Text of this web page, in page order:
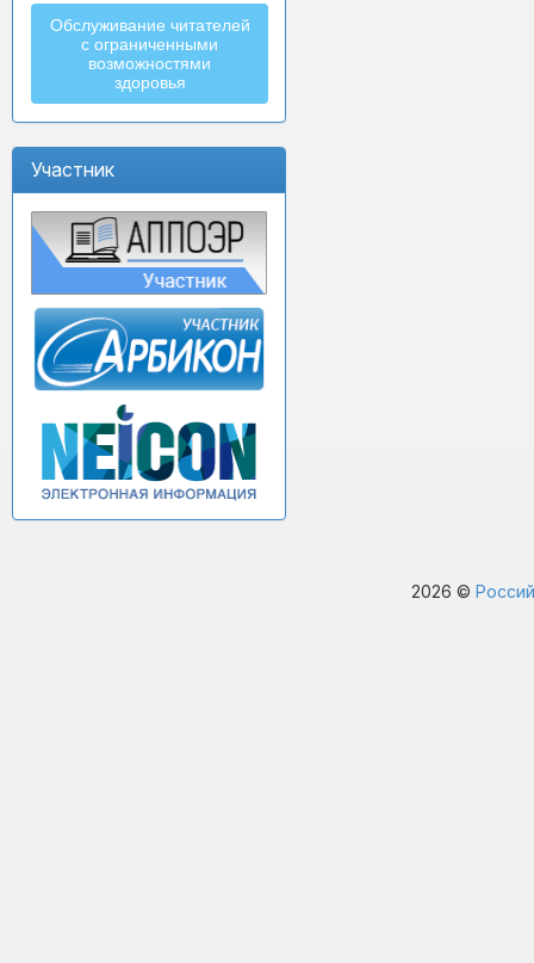
Обслуживание читателей
с ограниченными
возможностями
здоровья
Участник
2026 ©